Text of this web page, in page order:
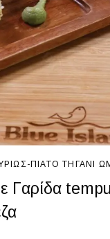
ΠΙΆΤΟΤΗΓΆΝΙ
Γαρίδα